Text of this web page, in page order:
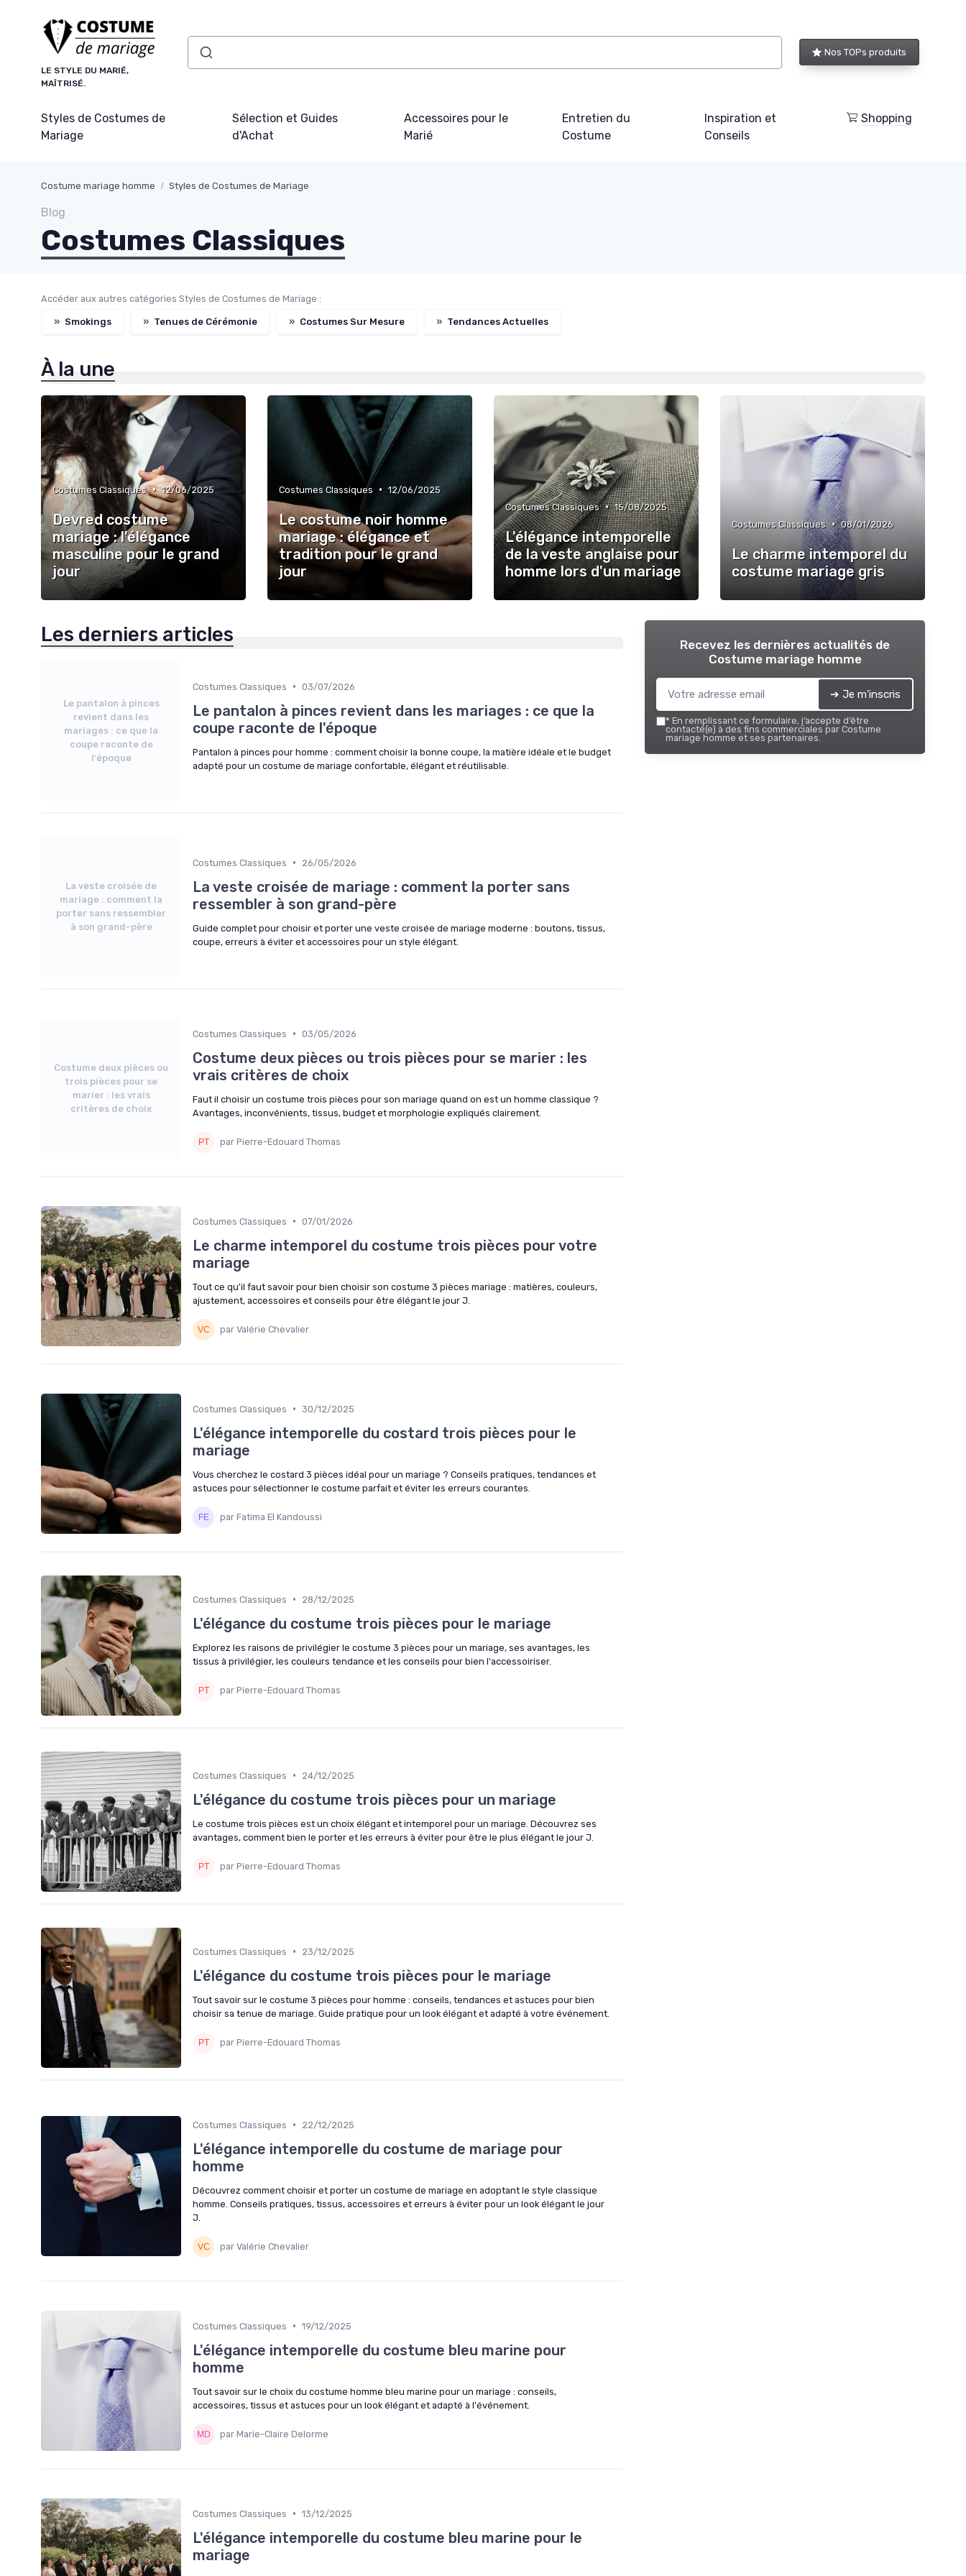
LE STYLE DU MARIÉ,
MAÎTRISÉ.
Nos TOPs produits
Styles de Costumes de
Mariage
Sélection et Guides
d'Achat
Accessoires pour le
Marié
Entretien du
Costume
Inspiration et
Conseils
Shopping
Costume mariage homme Styles de Costumes de Mariage
Blog
Costumes Classiques
Accéder aux autres catégories Styles de Costumes de Mariage :
» Smokings » Tenues de Cérémonie » Costumes Sur Mesure » Tendances Actuelles
À la une
Costumes Classiques • 12/06/2025
Devred costume
mariage : l'élégance
masculine pour le grand
jour
Costumes Classiques • 12/06/2025
Le costume noir homme
mariage : élégance et
tradition pour le grand
jour
Costumes Classiques • 15/08/2025
L'élégance intemporelle
de la veste anglaise pour
homme lors d'un mariage
Costumes Classiques • 08/01/2026
Le charme intemporel du
costume mariage gris
Les derniers articles
Le pantalon à pinces
revient dans les
mariages : ce que la
coupe raconte de
l'époque
Costumes Classiques • 03/07/2026
Le pantalon à pinces revient dans les mariages : ce que la
coupe raconte de l'époque
Pantalon à pinces pour homme : comment choisir la bonne coupe, la matière idéale et le budget
adapté pour un costume de mariage confortable, élégant et réutilisable.
La veste croisée de
mariage : comment la
porter sans ressembler
à son grand-père
Costumes Classiques • 26/05/2026
La veste croisée de mariage : comment la porter sans
ressembler à son grand-père
Guide complet pour choisir et porter une veste croisée de mariage moderne : boutons, tissus,
coupe, erreurs à éviter et accessoires pour un style élégant.
Costume deux pièces ou
trois pièces pour se
marier : les vrais
critères de choix
Costumes Classiques • 03/05/2026
Costume deux pièces ou trois pièces pour se marier : les
vrais critères de choix
Faut il choisir un costume trois pièces pour son mariage quand on est un homme classique ?
Avantages, inconvénients, tissus, budget et morphologie expliqués clairement.
par Pierre-Edouard Thomas
Costumes Classiques • 07/01/2026
Le charme intemporel du costume trois pièces pour votre
mariage
Tout ce qu'il faut savoir pour bien choisir son costume 3 pièces mariage : matières, couleurs,
ajustement, accessoires et conseils pour être élégant le jour J.
par Valérie Chevalier
Costumes Classiques • 30/12/2025
L'élégance intemporelle du costard trois pièces pour le
mariage
Vous cherchez le costard 3 pièces idéal pour un mariage ? Conseils pratiques, tendances et
astuces pour sélectionner le costume parfait et éviter les erreurs courantes.
par Fatima El Kandoussi
Costumes Classiques • 28/12/2025
L'élégance du costume trois pièces pour le mariage
Explorez les raisons de privilégier le costume 3 pièces pour un mariage, ses avantages, les
tissus à privilégier, les couleurs tendance et les conseils pour bien l'accessoiriser.
par Pierre-Edouard Thomas
Costumes Classiques • 24/12/2025
L'élégance du costume trois pièces pour un mariage
Le costume trois pièces est un choix élégant et intemporel pour un mariage. Découvrez ses
avantages, comment bien le porter et les erreurs à éviter pour être le plus élégant le jour J.
par Pierre-Edouard Thomas
Costumes Classiques • 23/12/2025
L'élégance du costume trois pièces pour le mariage
Tout savoir sur le costume 3 pièces pour homme : conseils, tendances et astuces pour bien
choisir sa tenue de mariage. Guide pratique pour un look élégant et adapté à votre événement.
par Pierre-Edouard Thomas
Costumes Classiques • 22/12/2025
L'élégance intemporelle du costume de mariage pour
homme
Découvrez comment choisir et porter un costume de mariage en adoptant le style classique
homme. Conseils pratiques, tissus, accessoires et erreurs à éviter pour un look élégant le jour
J.
par Valérie Chevalier
Costumes Classiques • 19/12/2025
L'élégance intemporelle du costume bleu marine pour
homme
Tout savoir sur le choix du costume homme bleu marine pour un mariage : conseils,
accessoires, tissus et astuces pour un look élégant et adapté à l'événement.
par Marie-Claire Delorme
Costumes Classiques • 13/12/2025
L'élégance intemporelle du costume bleu marine pour le
mariage
Recevez les dernières actualités de
Costume mariage homme
➔ Je m'inscris
* En remplissant ce formulaire, j’accepte d’être
contacté(e) à des fins commerciales par Costume
mariage homme et ses partenaires.